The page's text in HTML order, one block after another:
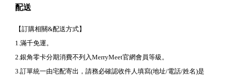
配送
【訂購相關&配送方式】
1.滿千免運。
2.銀角零卡分期消費不列入MerryMeet官網會員等級。
3.訂單統一由宅配寄出，請務必確認收件人填寫(地址/電話/姓名)是